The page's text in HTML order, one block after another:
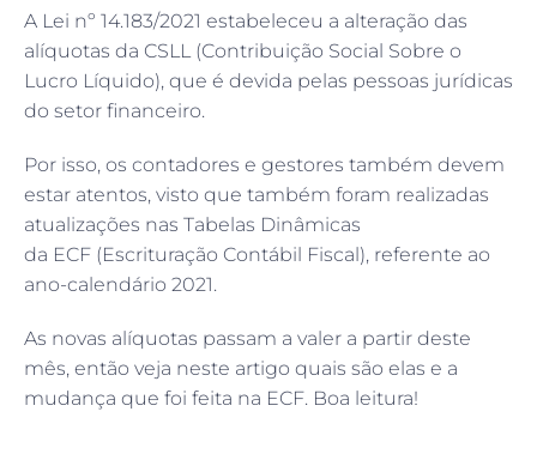
A Lei nº 14.183/2021 estabeleceu a alteração das
alíquotas da CSLL (Contribuição Social Sobre o
Lucro Líquido), que é devida pelas pessoas jurídicas
do setor financeiro.
Por isso, os contadores e gestores também devem
estar atentos, visto que também foram realizadas
atualizações nas Tabelas Dinâmicas
da ECF (Escrituração Contábil Fiscal), referente ao
ano-calendário 2021.
As novas alíquotas passam a valer a partir deste
mês, então veja neste artigo quais são elas e a
mudança que foi feita na ECF. Boa leitura!